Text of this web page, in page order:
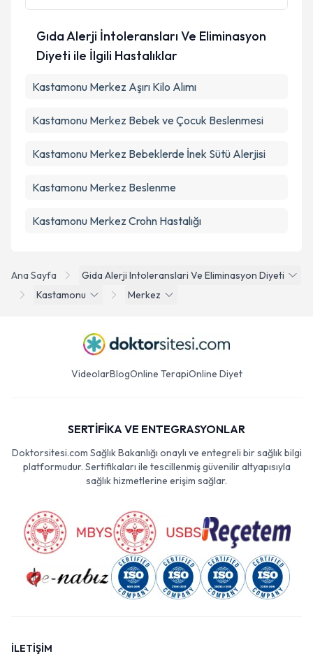
Ana Sayfa
Gida Alerji Intoleranslari Ve Eliminasyon Diyeti
Kastamonu
Merkez
Gıda Alerji İntoleransları Ve Eliminasyon
Diyeti ile İlgili Hastalıklar
Kastamonu Merkez Aşırı Kilo Alımı
Kastamonu Merkez Bebek ve Çocuk Beslenmesi
Kastamonu Merkez Bebeklerde İnek Sütü Alerjisi
Kastamonu Merkez Beslenme
Kastamonu Merkez Crohn Hastalığı
VideolarBlogOnline TerapiOnline Diyet
SERTİFİKA VE ENTEGRASYONLAR
Doktorsitesi.com Sağlık Bakanlığı onaylı ve entegreli bir sağlık bilgi
platformudur. Sertifikaları ile tescillenmiş güvenilir altyapısıyla
sağlık hizmetlerine erişim sağlar.
İLETİŞİM